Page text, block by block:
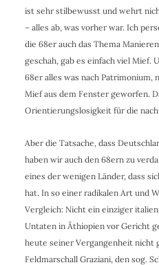
ist sehr stilbewusst und wehrt
– alles ab, was vorher war. Ich
die 68er auch das Thema
geschah, gab es einfach viel Mief.
68er alles was nach Patrimonium,
Mief aus dem Fenster geworfen.
Orientierungslosigkeit für die
Aber die Tatsache, dass
haben wir auch den 68ern zu
eines der wenigen Länder, dass
hat. In so einer radikalen Art und
Vergleich: Nicht ein einziger
Untaten in Äthiopien vor Gericht
heute seiner Vergangenheit nicht
Feldmarschall Graziani, den sog.